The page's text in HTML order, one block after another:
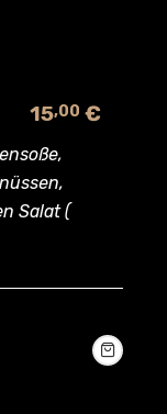
Salat (
15,00 €